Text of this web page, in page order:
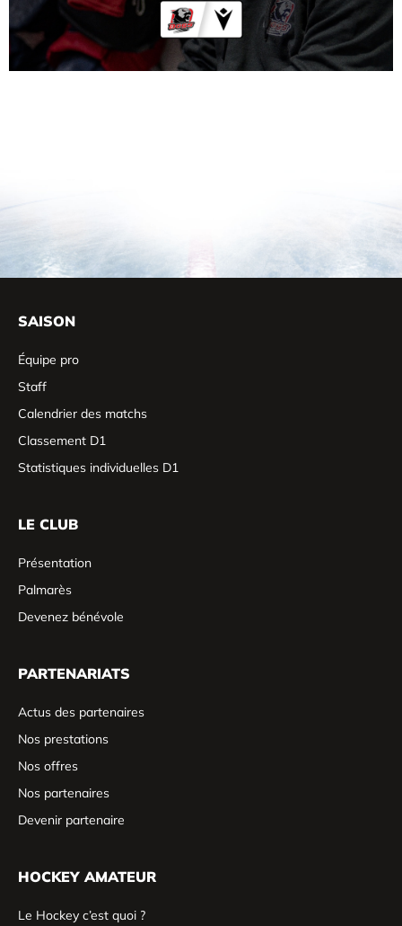
SAISON
Équipe pro
Staff
Calendrier des matchs
Classement D1
Statistiques individuelles D1
LE CLUB
Présentation
Palmarès
Devenez bénévole
PARTENARIATS
Actus des partenaires
Nos prestations
Nos offres
Nos partenaires
Devenir partenaire
HOCKEY AMATEUR
Le Hockey c’est quoi ?